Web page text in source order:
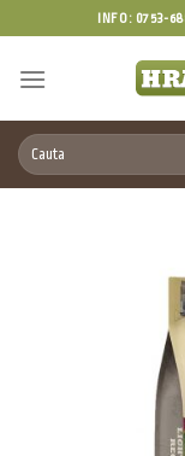
content
INFO: 0753-
Caută
după: